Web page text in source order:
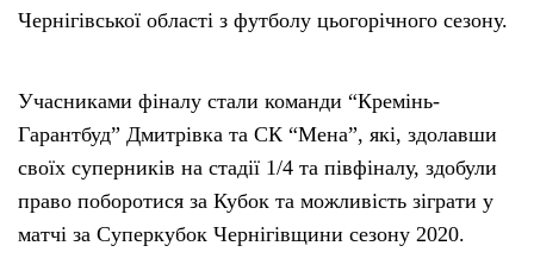
Чернігівської області з футболу цьогорічного сезону.
Учасниками фіналу стали команди “Кремінь-
Гарантбуд” Дмитрівка та СК “Мена”, які, здолавши
своїх суперників на стадії 1/4 та півфіналу, здобули
право поборотися за Кубок та можливість зіграти у
матчі за Суперкубок Чернігівщини сезону 2020.